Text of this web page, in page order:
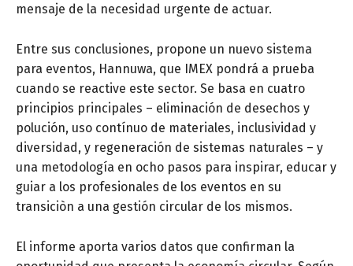
mensaje de la necesidad urgente de actuar.
Entre sus conclusiones, propone un nuevo sistema
para eventos, Hannuwa, que IMEX pondrá a prueba
cuando se reactive este sector. Se basa en cuatro
principios principales – eliminación de desechos y
polución, uso contínuo de materiales, inclusividad y
diversidad, y regeneración de sistemas naturales – y
una metodología en ocho pasos para inspirar, educar y
guiar a los profesionales de los eventos en su
transiciòn a una gestión circular de los mismos.
El informe aporta varios datos que confirman la